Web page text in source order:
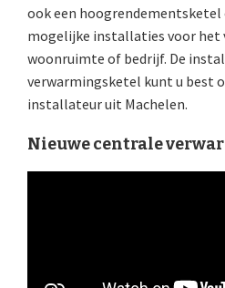
ook een
mogelijke installaties voor het
woonruimte of bedrijf. De
verwarmingsketel kunt u best
installateur uit Machelen.
Nieuwe centrale